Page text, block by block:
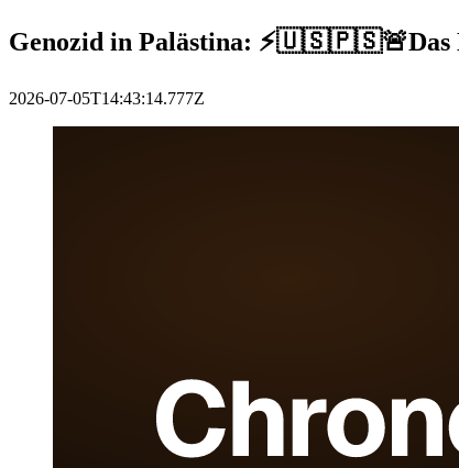
Genozid in Palästina: ⚡️🇺🇸🇵🇸🚨Das
2026-07-05T14:43:14.777Z